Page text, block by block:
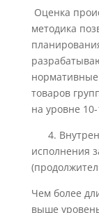
Оценка
методика
товаров
на уровне 10-
4.
исполнения
Чем более
выше